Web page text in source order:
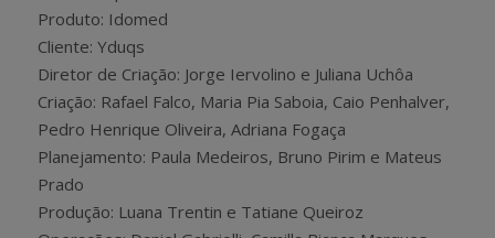
Produto: Idomed
Cliente: Yduqs
Diretor de Criação: Jorge Iervolino e Juliana Uchôa
Criação: Rafael Falco, Maria Pia Saboia, Caio Penhalver,
Pedro Henrique Oliveira, Adriana Fogaça
Planejamento: Paula Medeiros, Bruno Pirim e Mateus
Prado
Produção: Luana Trentin e Tatiane Queiroz